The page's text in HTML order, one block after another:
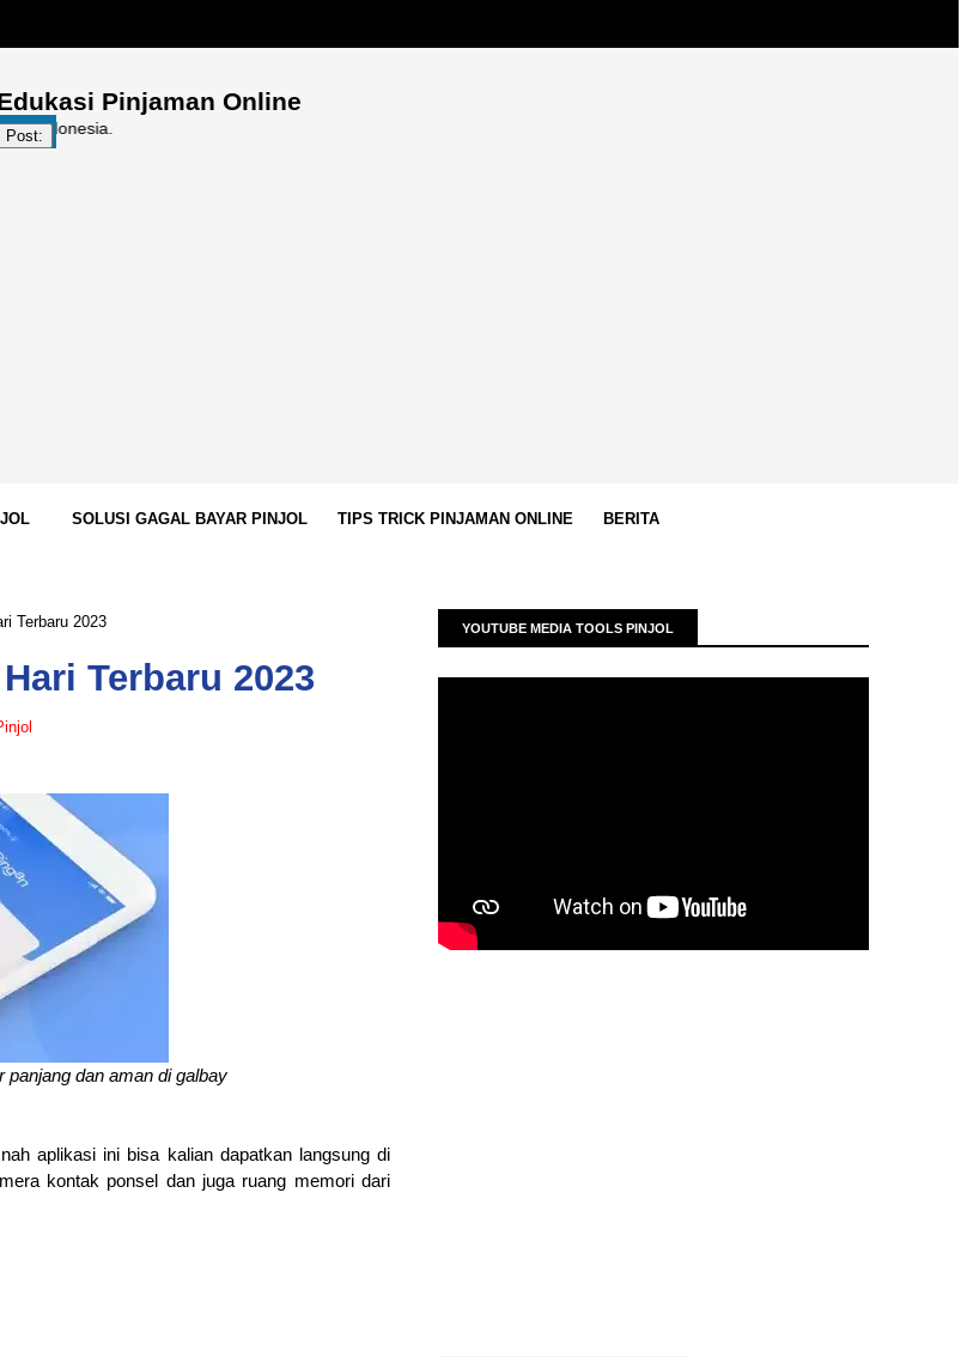
Pinjaman Online
Post:
SOLUSI GAGAL BAYAR PINJOL TIPS TRICK PINJAMAN ONLINE BERITA
Terbaru 2023
Terbaru 2023
panjang dan aman di galbay
aplikasi ini bisa kalian dapatkan langsung di
kontak ponsel dan juga ruang memori dari
YOUTUBE MEDIA TOOLS PINJOL